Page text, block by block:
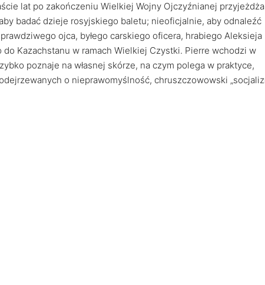
lat po zakończeniu Wielkiej Wojny Ojczyźnianej
badać dzieje rosyjskiego baletu; nieoficjalnie, aby odnaleźć
ojca, byłego carskiego oficera, hrabiego Aleksieja
do Kazachstanu w ramach Wielkiej Czystki. Pierre wchodzi w
poznaje na własnej skórze, na czym polega w praktyce,
o nieprawomyślność, chruszczowowski